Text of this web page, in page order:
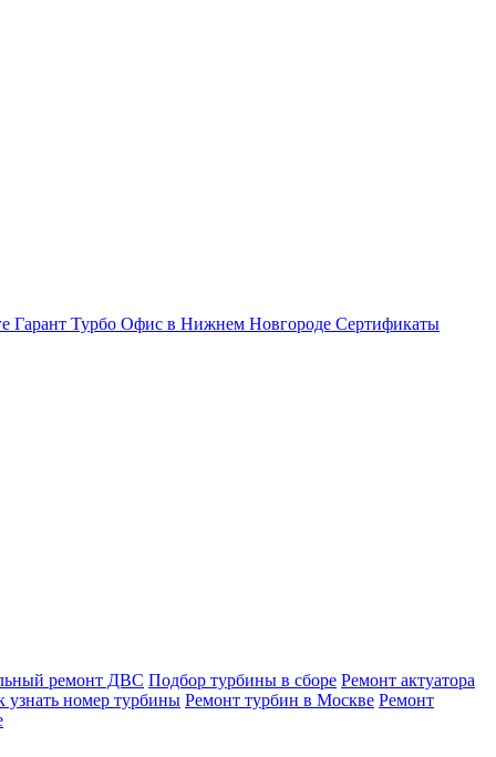
Гарант Турбо Офис в Нижнем Новгороде Сертификаты
ремонт ДВС Подбор турбины в сборе Ремонт актуатора
узнать номер турбины Ремонт турбин в Москве Ремонт